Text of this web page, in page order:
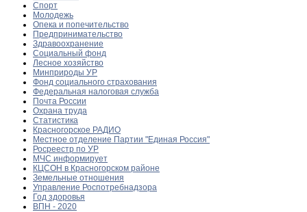
Спорт
Молодежь
Опека и попечительство
Предпринимательство
Здравоохранение
Социальный фонд
Лесное хозяйство
Минприроды УР
Фонд социального страхования
Федеральная налоговая служба
Почта России
Охрана труда
Статистика
Красногорское РАДИО
Местное отделение Партии "Единая Россия"
Росреестр по УР
МЧС информирует
КЦСОН в Красногорском районе
Земельные отношения
Управление Роспотребнадзора
Год здоровья
ВПН - 2020